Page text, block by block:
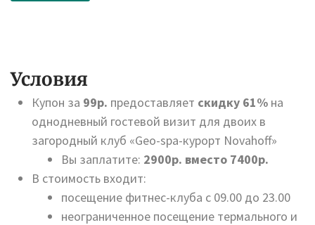
Условия
Купон за 99р. предоставляет скидку 61% на
однодневный гостевой визит для двоих в
загородный клуб «Geo-spa-курорт Novahoff»
Вы заплатите: 2900р. вместо 7400р.
В стоимость входит:
посещение фитнес-клуба с 09.00 до 23.00
неограниченное посещение термального и